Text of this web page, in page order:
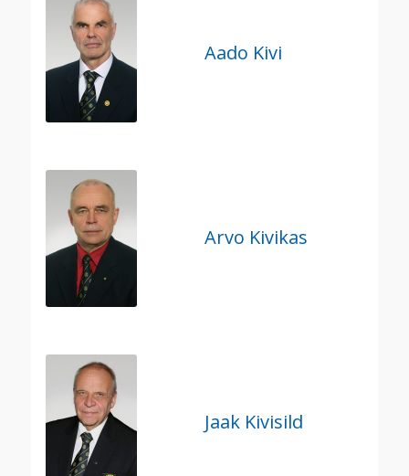
Aado Kivi
Arvo Kivikas
Jaak Kivisild